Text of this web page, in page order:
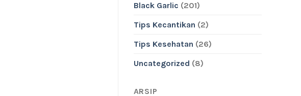
Black Garlic (201)
Tips Kecantikan (2)
Tips Kesehatan (26)
Uncategorized (8)
ARSIP